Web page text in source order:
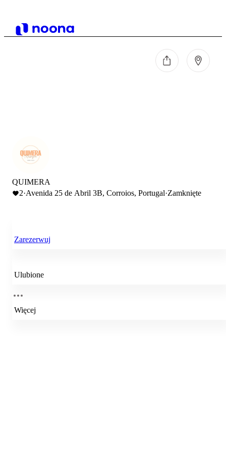
QUIMERA
2·Avenida 25 de Abril 3B, Corroios, Portugal·Zamknięte
Zarezerwuj
Ulubione
Więcej